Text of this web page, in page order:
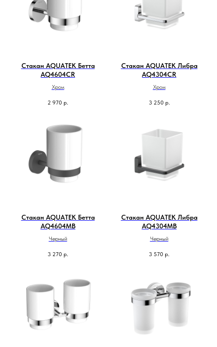
Стакан AQUATEK Бетта
AQ4604CR
Хром
2 970 р.
Стакан AQUATEK Либра
AQ4304CR
Хром
3 250 р.
Стакан AQUATEK Бетта
AQ4604MB
Черный
3 270 р.
Стакан AQUATEK Либра
AQ4304MB
Черный
3 570 р.